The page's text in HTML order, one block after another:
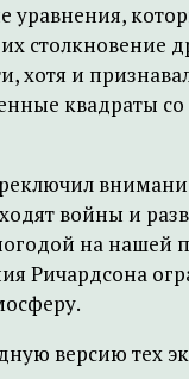
уравнения,
столкновение
хотя и
квадраты
войны и
на нашей
Ричардсона
версию тех